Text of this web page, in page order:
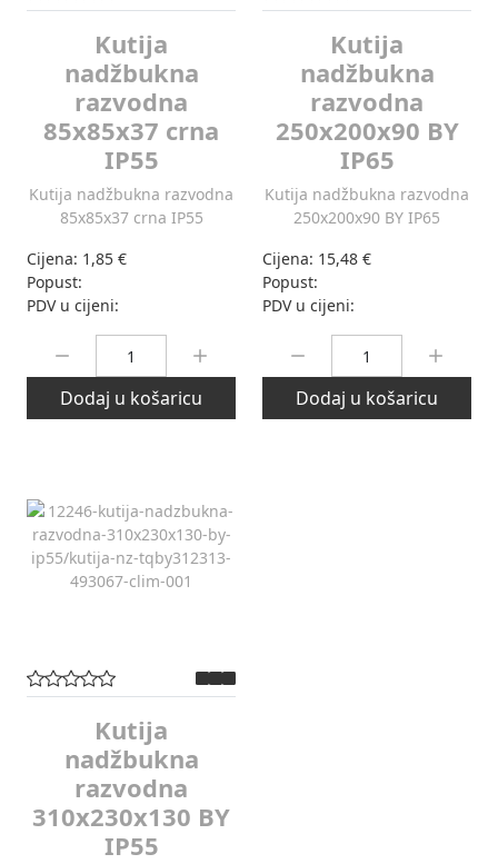
Kutija
nadžbukna
razvodna
85x85x37 crna
IP55
Kutija nadžbukna razvodna
85x85x37 crna IP55
Cijena: 1,85 €
Popust:
PDV u cijeni:
Dodaj u košaricu
Kutija
nadžbukna
razvodna
250x200x90 BY
IP65
Kutija nadžbukna razvodna
250x200x90 BY IP65
Cijena: 15,48 €
Popust:
PDV u cijeni:
Dodaj u košaricu
Kutija
nadžbukna
razvodna
310x230x130 BY
IP55